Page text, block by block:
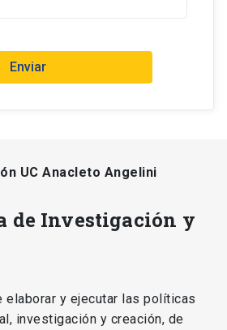
Enviar
UC Anacleto Angelini
de Investigación y
elaborar y ejecutar las políticas
investigación y creación, de